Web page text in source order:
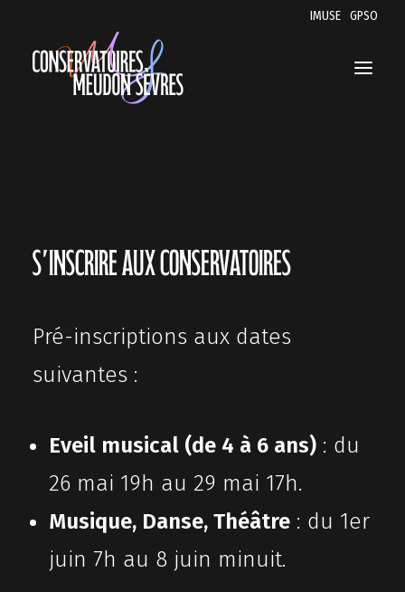
IMUSE GPSO
DANSE
SAISON 2025-2026
CONTACT
RECHERCHE
S'inscrire aux conservatoires
Pré-inscriptions aux dates
suivantes :
Eveil musical (de 4 à 6 ans) : du
26 mai 19h au 29 mai 17h.
Musique, Danse, Théâtre : du 1er
juin 7h au 8 juin minuit.